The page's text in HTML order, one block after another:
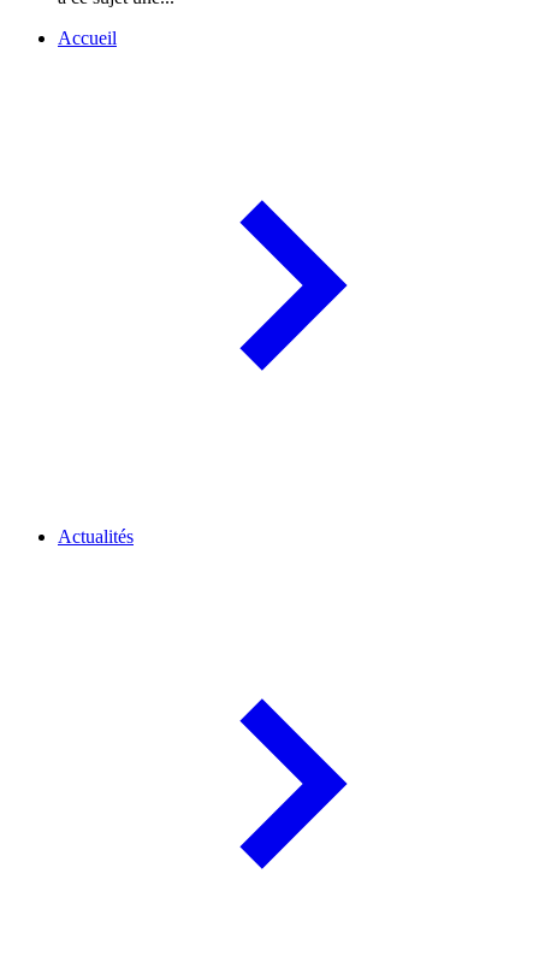
Accueil
Actualités